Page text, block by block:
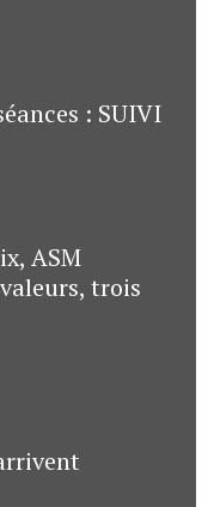
: SUIVI
ASM
trois